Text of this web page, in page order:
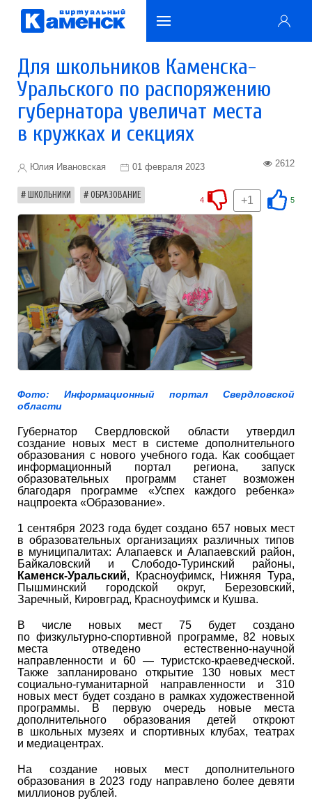
Для школьников Каменска-
Уральского по распоряжению
губернатора увеличат места
в кружках и секциях
Юлия Ивановская 01 февраля 2023 2612
ШКОЛЬНИКИ ОБРАЗОВАНИЕ 5
+1
4
Фото: Информационный портал Свердловской
области
Губернатор Свердловской области утвердил
создание новых мест в системе дополнительного
образования с нового учебного года. Как сообщает
информационный портал региона, запуск
образовательных программ станет возможен
благодаря программе «Успех каждого ребенка»
нацпроекта «Образование».
1 сентября 2023 года будет создано 657 новых мест
в образовательных организациях различных типов
в муниципалитах: Алапаевск и Алапаевский район,
Байкаловский и Слободо-Туринский районы,
Каменск-Уральский, Красноуфимск, Нижняя Тура,
Пышминский городской округ, Березовский,
Заречный, Кировград, Красноуфимск и Кушва.
В числе новых мест 75 будет создано
по физкультурно-спортивной программе, 82 новых
места отведено естественно-научной
направленности и 60 — туристско-краеведческой.
Также запланировано открытие 130 новых мест
социально-гуманитарной направленности и 310
новых мест будет создано в рамках художественной
программы. В первую очередь новые места
дополнительного образования детей откроют
в школьных музеях и спортивных клубах, театрах
и медиацентрах.
На создание новых мест дополнительного
образования в 2023 году направлено более девяти
миллионов рублей.